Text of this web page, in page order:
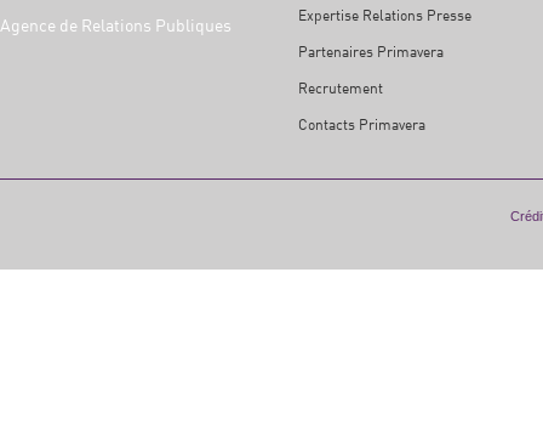
Agence de Relations Publiques
Expertise Relations Presse
Partenaires Primavera
Recrutement
Contacts Primavera